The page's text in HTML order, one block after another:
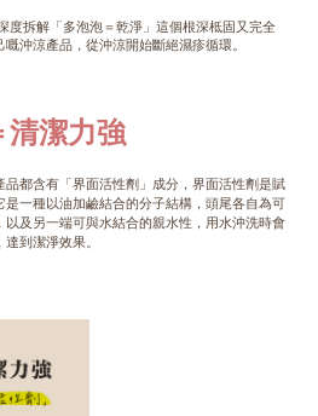
度拆解「多泡泡＝乾淨」這個根深柢固又完全
沖涼產品，從沖涼開始斷絕濕疹循環。
清潔力強
都含有「界面活性劑」成分，界面活性劑是賦
一種以油加鹼結合的分子結構，頭尾各自為可
及另一端可與水結合的親水性，用水沖洗時會
到潔淨效果。